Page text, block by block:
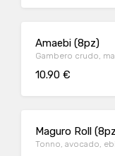
Amaebi (8pz)
Gambero crudo,
10.90 €
Maguro Roll
Tonno, avocado,